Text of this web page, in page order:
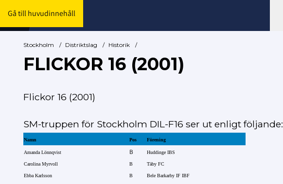
Gå till huvudinnehåll
Stockholm / Distriktslag / Historik /
FLICKOR 16 (2001)
Flickor 16 (2001)
SM-truppen för Stockholm DIL-F16 ser ut enligt följande:
Namn Pos Förening
Amanda Lönnqvist
Carolina Myrvoll
Ebba Karlsson
B
B
B
Huddinge IBS
Täby FC
Bele Barkarby IF IBF